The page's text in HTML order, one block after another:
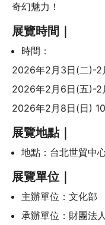
奇幻魅力！
展覽時間｜
時間：
2026年2月3日(二)-2
2026年2月6日(五)-
2026年2月8日(日)
展覽地點｜
地點：台北世貿中
展覽單位｜
主辦單位：文化部
承辦單位：財團法